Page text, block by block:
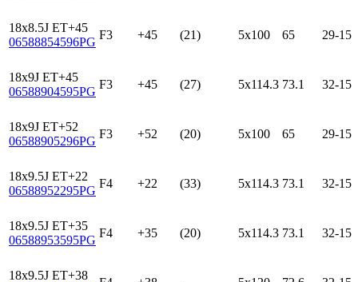
18x8.5J ET+45
06588854596PG
F3 +45 (21) 5x100 65 29-15
18x9J ET+45
06588904595PG
F3 +45 (27) 5x114.3 73.1 32-15
18x9J ET+52
06588905296PG
F3 +52 (20) 5x100 65 29-15
18x9.5J ET+22
06588952295PG
F4 +22 (33) 5x114.3 73.1 32-15
18x9.5J ET+35
06588953595PG
F4 +35 (20) 5x114.3 73.1 32-15
18x9.5J ET+38